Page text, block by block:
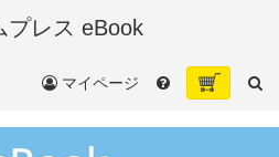
プレス eBook
マイページ